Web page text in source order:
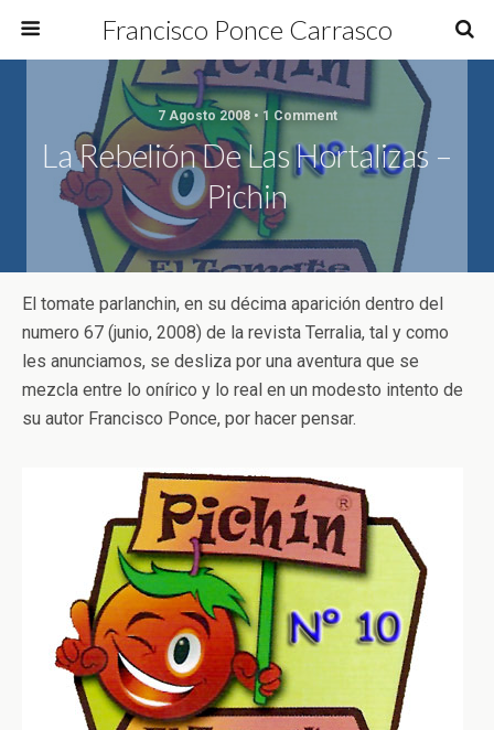
Francisco Ponce Carrasco
7 Agosto 2008 • 1 Comment
La Rebelión De Las Hortalizas –
Pichin
El tomate parlanchin, en su décima aparición dentro del
numero 67 (junio, 2008) de la revista Terralia, tal y como
les anunciamos, se desliza por una aventura que se
mezcla entre lo onírico y lo real en un modesto intento de
su autor Francisco Ponce, por hacer pensar.